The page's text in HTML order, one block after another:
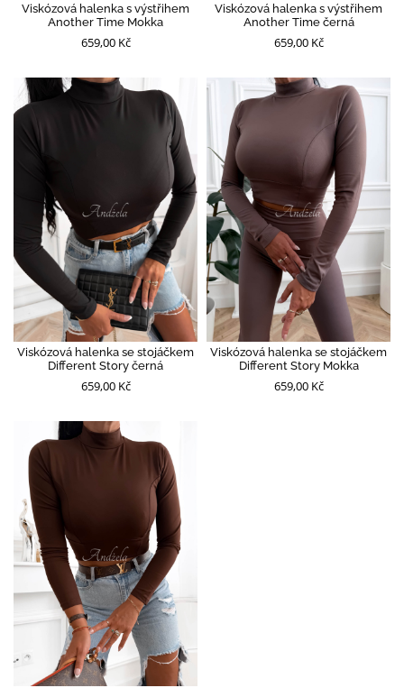
Viskózová halenka s výstřihem
Another Time Mokka
659,00 Kč
Viskózová halenka s výstřihem
Another Time černá
659,00 Kč
Viskózová halenka se stojáčkem
Different Story černá
659,00 Kč
Viskózová halenka se stojáčkem
Different Story Mokka
659,00 Kč